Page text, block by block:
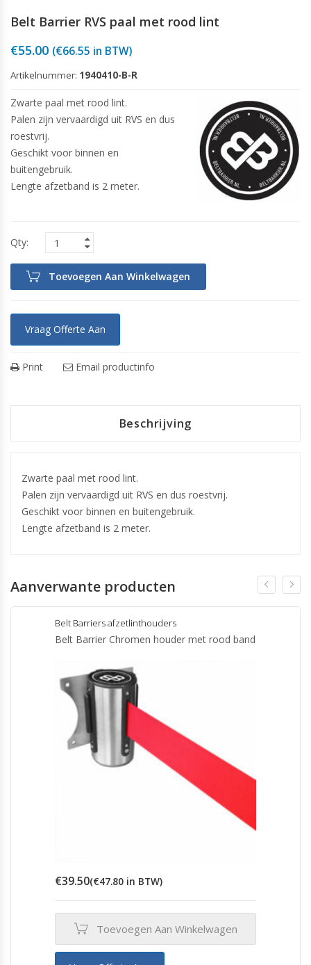
Belt Barrier RVS paal met rood lint
€55.00 (€66.55 in BTW)
Artikelnummer: 1940410-B-R
Zwarte paal met rood lint.
Palen zijn vervaardigd uit RVS en dus
roestvrij.
Geschikt voor binnen en
buitengebruik.
Lengte afzetband is 2 meter.
Toevoegen Aan Winkelwagen
Vraag Offerte Aan
Print Email productinfo
Beschrijving
Zwarte paal met rood lint.
Palen zijn vervaardigd uit RVS en dus roestvrij.
Geschikt voor binnen en buitengebruik.
Lengte afzetband is 2 meter.
Aanverwante producten
Belt Barriers afzetlinthouders
Belt Barrier Chromen houder met rood band
€39.50(€47.80 in BTW)
Toevoegen Aan Winkelwagen